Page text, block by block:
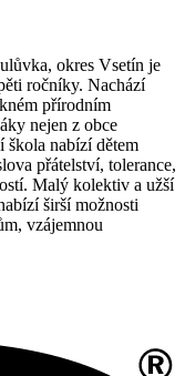
okres Vsetín je
ročníky. Nachází
přírodním
nejen z obce
nabízí dětem
přátelství, tolerance,
Malý kolektiv a užší
širší možnosti
vzájemnou